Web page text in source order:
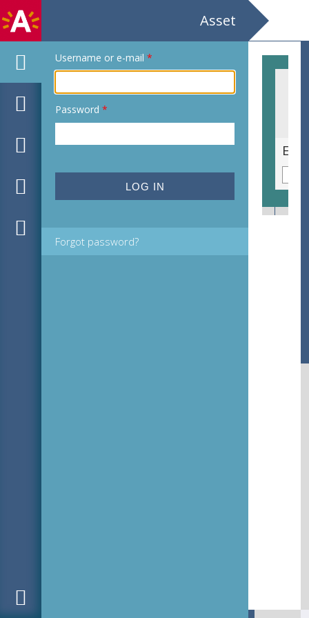
Asset
Username or e-mail *
Password *
Forgot password?
Ex libris voor Sara Solten door Else Hassebrièr